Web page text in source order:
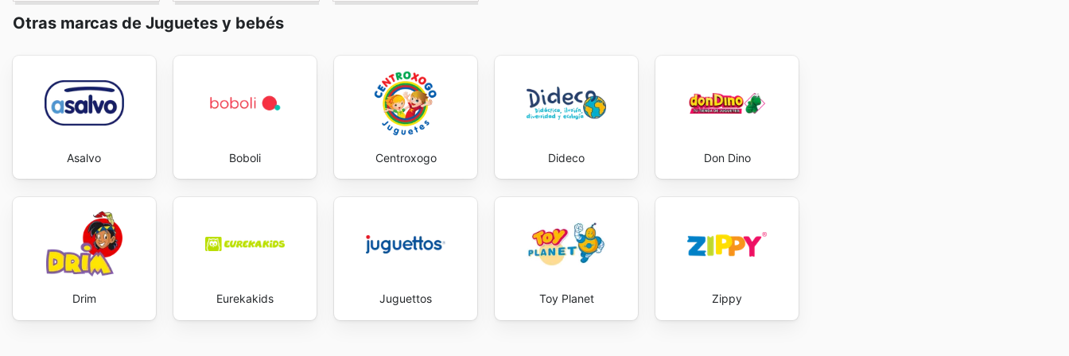
Otras marcas de Juguetes y bebés
Asalvo Boboli Centroxogo Dideco Don Dino
Drim Eurekakids Juguettos Toy Planet Zippy